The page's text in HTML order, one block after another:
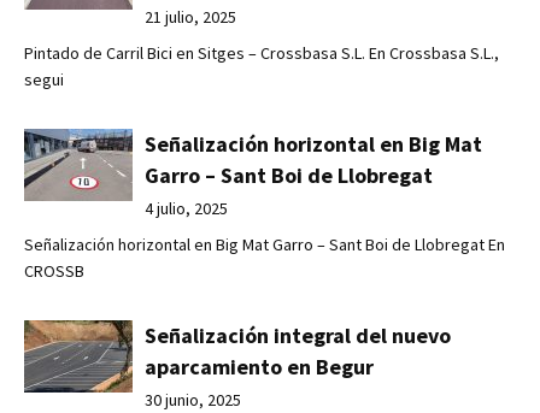
21 julio, 2025
Pintado de Carril Bici en Sitges – Crossbasa S.L. En Crossbasa S.L.,
segui
Señalización horizontal en Big Mat
Garro – Sant Boi de Llobregat
4 julio, 2025
Señalización horizontal en Big Mat Garro – Sant Boi de Llobregat En
CROSSB
Señalización integral del nuevo
aparcamiento en Begur
30 junio, 2025